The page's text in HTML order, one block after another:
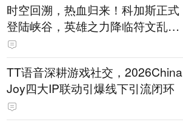
时空回溯，热血归来！科加斯正式
登陆峡谷，英雄之力降临符文乱
斗！
TT语音深耕游戏社交，2026China
Joy四大IP联动引爆线下引流闭环